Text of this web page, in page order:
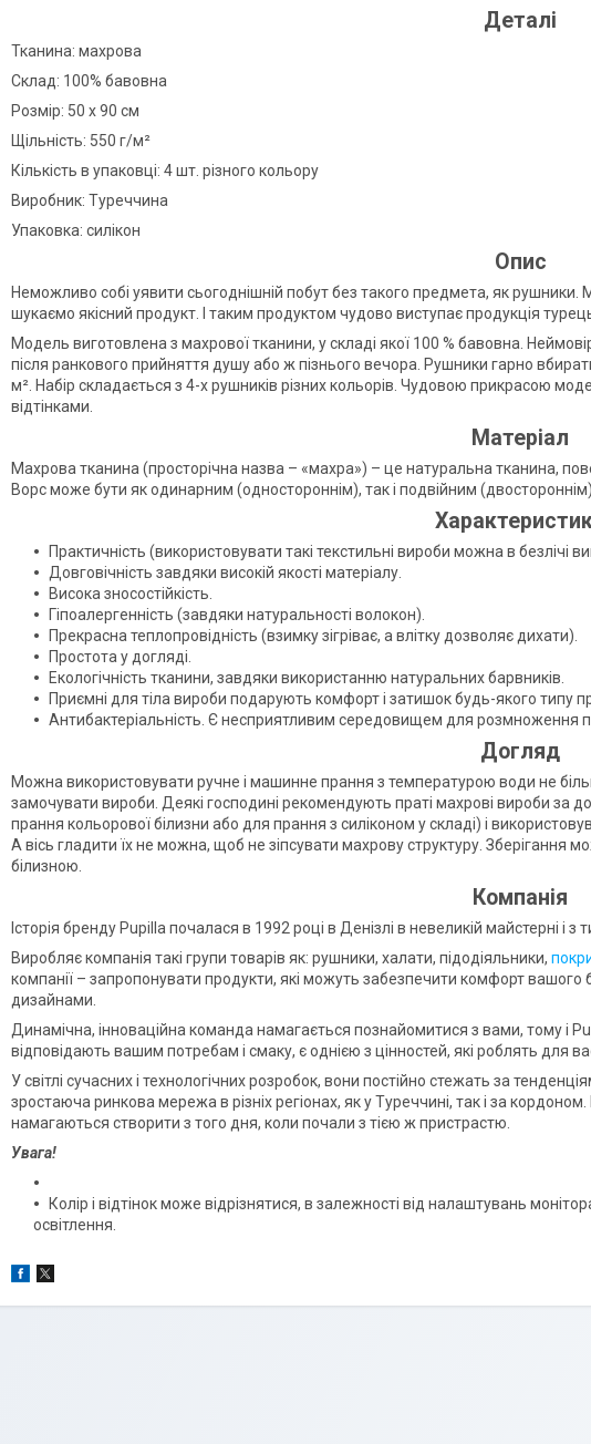
Деталі
Тканина: махрова
Склад: 100% бавовна
Розмір: 50 х 90 см
Щільність: 550 г/м²
Кількість в упаковці: 4 шт. різного кольору
Виробник: Туреччина
Упаковка: силікон
Опис
Неможливо собі уявити сьогоднішній побут без такого предмета, як
шукаємо якісний продукт. І таким продуктом чудово виступає продукція
Модель виготовлена з махрової тканини, у складі якої 100 % бавовна.
після ранкового прийняття душу або ж пізнього вечора. Рушники гарно
м². Набір складається з 4-х рушників різних кольорів. Чудовою прикрасою
відтінками.
Матеріал
Махрова тканина (просторічна назва – «махра») – це натуральна тканина,
Ворс може бути як одинарним (одностороннім), так і подвійним (двостороннім).
Практичність (використовувати такі текстильні вироби можна в безлічі
Довговічність завдяки високій якості матеріалу.
Висока зносостійкість.
Гіпоалергенність (завдяки натуральності волокон).
Прекрасна теплопровідність (взимку зігріває, а влітку дозволяє дихати).
Простота у догляді.
Екологічність тканини, завдяки використанню натуральних барвників.
Приємні для тіла вироби подарують комфорт і затишок будь-якого типу
Антибактеріальність. Є несприятливим середовищем для розмноження
Догляд
Можна використовувати ручне і машинне прання з температурою води не
замочувати вироби. Деякі господині рекомендують праті махрові вироби за
прання кольорової білизни або для прання з силіконом у складі) і
А вісь гладити їх не можна, щоб не зіпсувати махрову структуру. Зберігання
білизною.
Компанія
Історія бренду Pupilla почалася в 1992 році в Денізлі в невеликій майстерні і з
Виробляє компанія такі групи товарів як: рушники, халати, підодіяльники,
компанії – запропонувати продукти, які можуть забезпечити комфорт
дизайнами.
Динамічна, інноваційна команда намагається познайомитися з вами, тому і
відповідають вашим потребам і смаку, є однією з цінностей, які роблять для
У світлі сучасних і технологічних розробок, вони постійно стежать за
зростаюча ринкова мережа в різніх регіонах, як у Туреччині, так і за
намагаються створити з того дня, коли почали з тією ж пристрастю.
Увага!
Колір і відтінок може відрізнятися, в залежності від налаштувань
освітлення.